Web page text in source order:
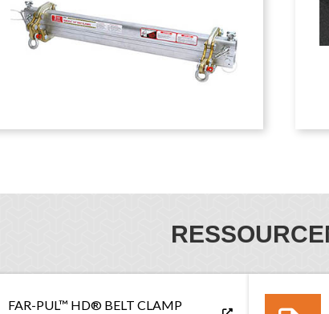
FAR-PUL™ HD® BELT CLAMP